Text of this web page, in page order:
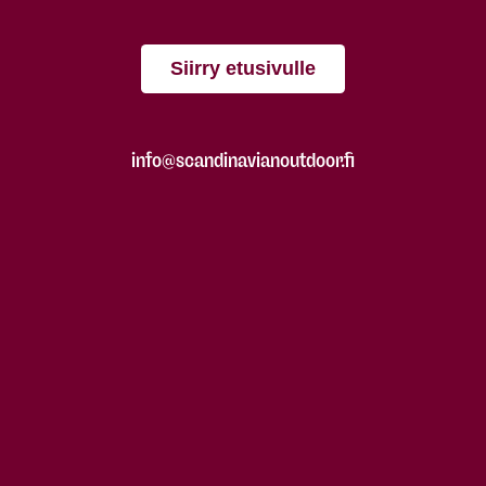
Siirry etusivulle
info@scandinavianoutdoor.fi